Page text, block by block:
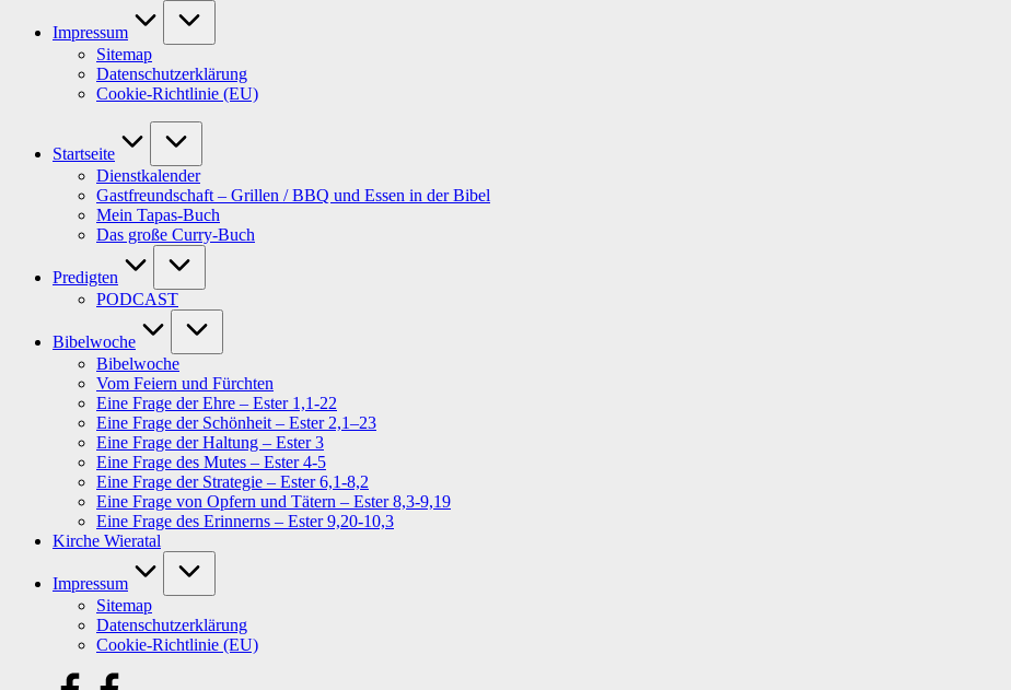
Impressum
Sitemap
Datenschutzerklärung
Cookie-Richtlinie (EU)
Startseite
Dienstkalender
Gastfreundschaft – Grillen / BBQ und Essen in der Bibel
Mein Tapas-Buch
Das große Curry-Buch
Predigten
PODCAST
Bibelwoche
Bibelwoche
Vom Feiern und Fürchten
Eine Frage der Ehre – Ester 1,1-22
Eine Frage der Schönheit – Ester 2,1–23
Eine Frage der Haltung – Ester 3
Eine Frage des Mutes – Ester 4-5
Eine Frage der Strategie – Ester 6,1-8,2
Eine Frage von Opfern und Tätern – Ester 8,3-9,19
Eine Frage des Erinnerns – Ester 9,20-10,3
Kirche Wieratal
Impressum
Sitemap
Datenschutzerklärung
Cookie-Richtlinie (EU)
facebook.com